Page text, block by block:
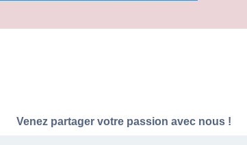
Venez partager votre passion avec nous !